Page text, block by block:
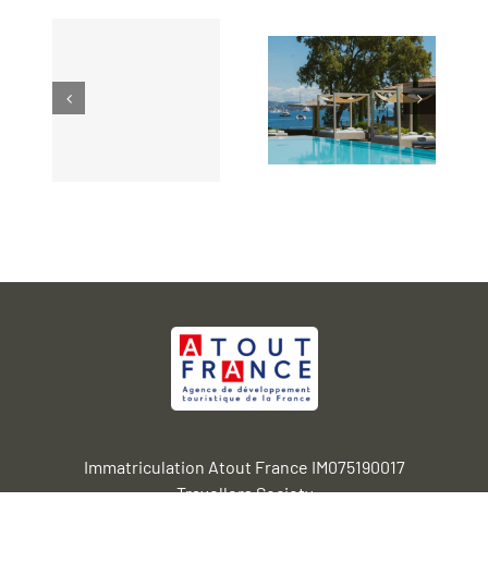
Immatriculation Atout France IM075190017
Travellers Society